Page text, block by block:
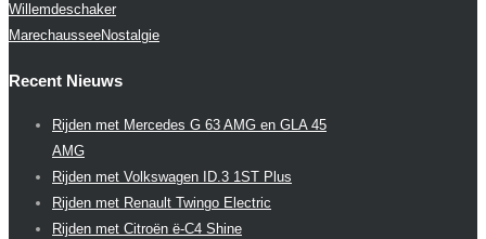
Willemdeschaker
MarechausseeNostalgie
Recent Nieuws
Rijden met Mercedes G 63 AMG en GLA 45
AMG
Rijden met Volkswagen ID.3 1ST Plus
Rijden met Renault Twingo Electric
Rijden met Citroën ë-C4 Shine